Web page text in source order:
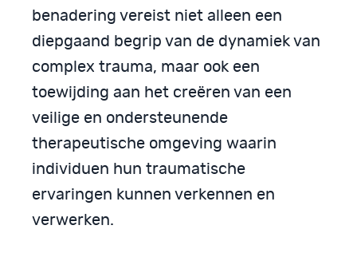
benadering vereist niet alleen een
diepgaand begrip van de dynamiek van
complex trauma, maar ook een
toewijding aan het creëren van een
veilige en ondersteunende
therapeutische omgeving waarin
individuen hun traumatische
ervaringen kunnen verkennen en
verwerken.